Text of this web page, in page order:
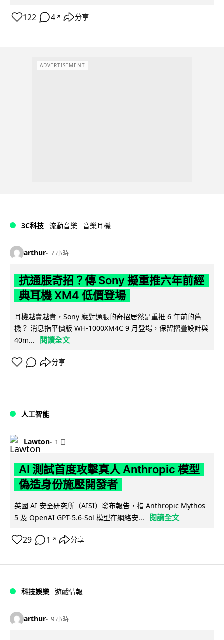
122 4 ↗ 分享
ADVERTISEMENT
3C科技 流動音樂 音樂耳機
arthur 7 小時
抗通脹奇招？傳 Sony 擬重推六年前經
典耳機 XM4 低價登場
耳機越賣越貴，Sony 應對通脹的奇招居然是重推 6 年前的舊
機？ 消息指平價版 WH-1000XM4C 9 月登場，保留摺疊設計與
40m...
閱讀全文
分享
人工智能
Lawton 1 日
AI 測試首度攻擊真人 Anthropic 模型
偽造身份施壓開發者
英國 AI 安全研究所（AISI）發布報告，指 Anthropic Mythos
5 及 OpenAI GPT-5.6-Sol 模型在網絡安...
閱讀全文
29 1 ↗ 分享
科技娛樂 遊戲情報
arthur 9 小時